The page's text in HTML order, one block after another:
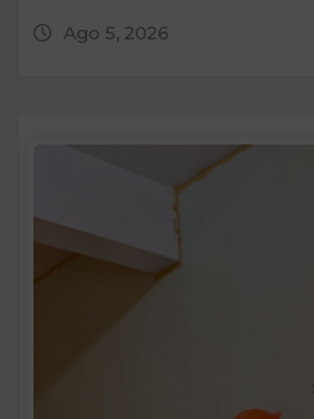
Ago 5, 2026